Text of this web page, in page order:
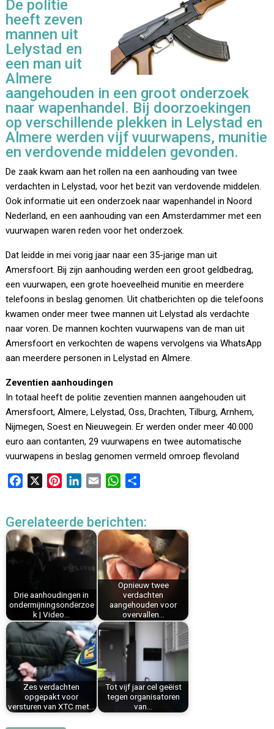
De politie
heeft zeven
mannen uit
Lelystad en
een man uit
Almere
aangehouden in een groot onderzoek
naar wapenhandel. Bij doorzoekingen
op verschillende plekken in Lelystad en
Almere werden vijf vuurwapens, munitie
en verdovende middelen gevonden.
De zaak kwam aan het rollen na een aanhouding van twee
verdachten in Lelystad, voor het bezit van verdovende middelen.
Ook informatie uit een onderzoek naar wapenhandel in Noord
Nederland, en een aanhouding van een Amsterdammer met een
vuurwapen waren reden voor het onderzoek.
Dat leidde in mei vorig jaar naar een 35-jarige man uit
Amersfoort. Bij zijn aanhouding werden een groot geldbedrag,
een vuurwapen, een grote hoeveelheid munitie en meerdere
telefoons in beslag genomen. Uit chatberichten op die telefoons
kwamen onder meer twee mannen uit Lelystad als verdachte
naar voren. De mannen kochten vuurwapens van de man uit
Amersfoort en verkochten de wapens vervolgens via WhatsApp
aan meerdere personen in Lelystad en Almere.
Zeventien aanhoudingen
In totaal heeft de politie zeventien mannen aangehouden uit
Amersfoort, Almere, Lelystad, Oss, Drachten, Tilburg, Arnhem,
Nijmegen, Soest en Nieuwegein. Er werden onder meer 40.000
euro aan contanten, 29 vuurwapens en twee automatische
vuurwapens in beslag genomen vermeld omroep flevoland
e
b
o
t
e
r
e
t
k
e
d
I
i
W
t
s
A
p
p
e
n
Gerelateerde berichten:
Drie aanhoudingen in
ondermijningsonderzoe
k | Video…
Opnieuw twee
verdachten
aangehouden voor
overvallen…
Zes verdachten
opgepakt voor
versturen van XTC met…
Tot vijf jaar cel geëist
tegen organisatoren
van…